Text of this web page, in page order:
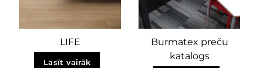
LIFE
Lasīt vairāk
Burmatex preču
katalogs